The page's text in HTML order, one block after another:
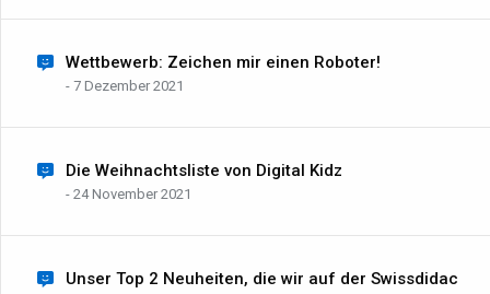
Wettbewerb: Zeichen mir einen Roboter!
- 7 Dezember 2021
Die Weihnachtsliste von Digital Kidz
- 24 November 2021
Unser Top 2 Neuheiten, die wir auf der Swissdidac